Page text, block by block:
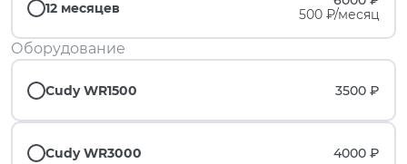
12 месяцев
500 ₽/месяц
Оборудование
Cudy WR1500 3500 ₽
Cudy WR3000 4000 ₽